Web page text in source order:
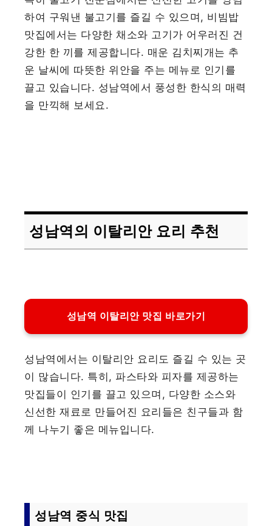
하여 구워낸 불고기를 즐길 수 있으며, 비빔밥
맛집에서는 다양한 채소와 고기가 어우러진 건
강한 한 끼를 제공합니다. 매운 김치찌개는 추
운 날씨에 따뜻한 위안을 주는 메뉴로 인기를
끌고 있습니다. 성남역에서 풍성한 한식의 매력
을 만끽해 보세요.
성남역의 이탈리안 요리 추천
성남역 이탈리안 맛집 바로가기
성남역에서는 이탈리안 요리도 즐길 수 있는 곳
이 많습니다. 특히, 파스타와 피자를 제공하는
맛집들이 인기를 끌고 있으며, 다양한 소스와
신선한 재료로 만들어진 요리들은 친구들과 함
께 나누기 좋은 메뉴입니다.
성남역 중식 맛집